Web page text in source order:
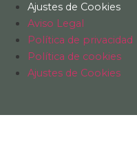
Ajustes de Cookies
Aviso Legal
Política de privacidad
Política de cookies
Ajustes de Cookies